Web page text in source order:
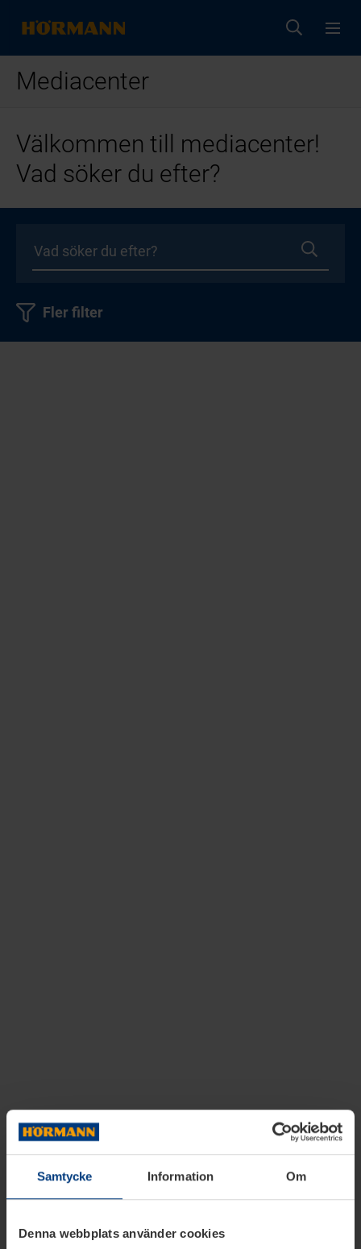
Samtycke Information Om
Denna webbplats använder cookies
Mediacenter
Välkommen till mediacenter!
Vad söker du efter?
Fler filter